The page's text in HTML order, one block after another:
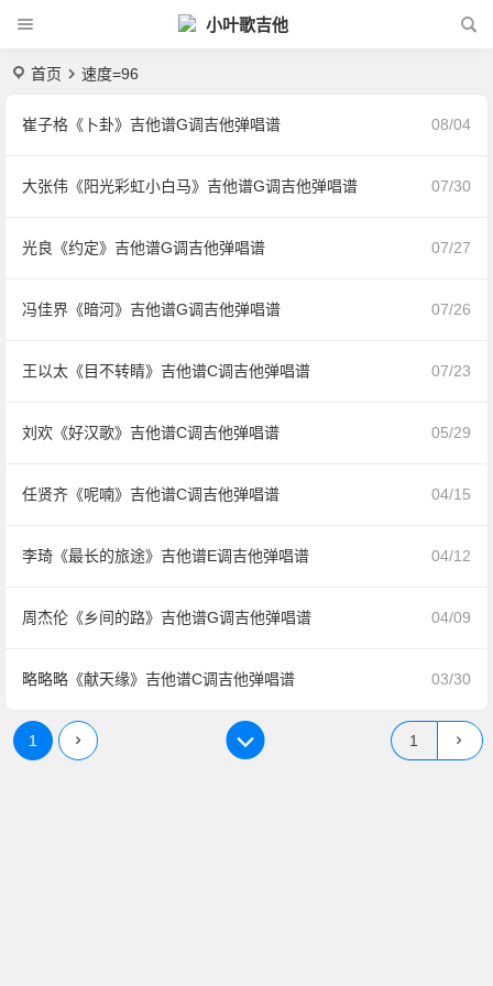
小叶歌吉他
首页 速度=96
08/04
崔子格《卜卦》吉他谱G调吉他弹唱谱
07/30
大张伟《阳光彩虹小白马》吉他谱G调吉他弹唱谱
07/27
光良《约定》吉他谱G调吉他弹唱谱
07/26
冯佳界《暗河》吉他谱G调吉他弹唱谱
07/23
王以太《目不转睛》吉他谱C调吉他弹唱谱
05/29
刘欢《好汉歌》吉他谱C调吉他弹唱谱
04/15
任贤齐《呢喃》吉他谱C调吉他弹唱谱
04/12
李琦《最长的旅途》吉他谱E调吉他弹唱谱
04/09
周杰伦《乡间的路》吉他谱G调吉他弹唱谱
03/30
略略略《献天缘》吉他谱C调吉他弹唱谱
1